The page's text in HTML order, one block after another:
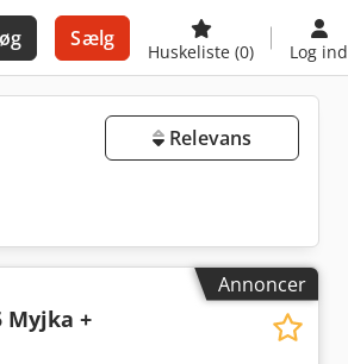
Sælg
Huskeliste (0) Log ind
Relevans
Annoncer
Myjka +